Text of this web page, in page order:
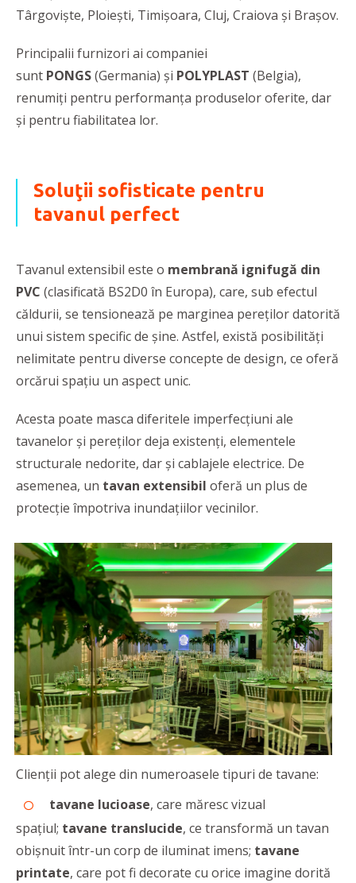
Târgovişte, Ploieşti, Timişoara, Cluj, Craiova şi Braşov.
Principalii furnizori ai companiei
sunt PONGS(Germania) și POLYPLAST (Belgia),
renumiţi pentru performanţa produselor oferite, dar
şi pentru fiabilitatea lor.
Soluţii sofisticate pentru
tavanul perfect
Tavanul extensibil este o membrană ignifugă din
PVC (clasificată BS2D0 în Europa), care, sub efectul
căldurii, se tensionează pe marginea pereților datorită
unui sistem specific de șine. Astfel, există posibilități
nelimitate pentru diverse concepte de design, ce oferă
orcărui spaţiu un aspect unic.
Acesta poate masca diferitele imperfecțiuni ale
tavanelor și pereților deja existenți, elementele
structurale nedorite, dar și cablajele electrice. De
asemenea, un tavan extensibil oferă un plus de
protecţie împotriva inundaţiilor vecinilor.
Clienții pot alege din numeroasele tipuri de tavane:
tavane lucioase, care măresc vizual
spațiul; tavane translucide, ce transformă un tavan
obișnuit într-un corp de iluminat imens; tavane
printate, care pot fi decorate cu orice imagine dorită